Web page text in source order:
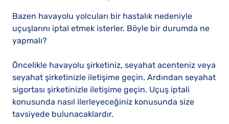
Bazen havayolu yolcuları bir hastalık nedeniyle
uçuşlarını iptal etmek isterler. Böyle bir durumda ne
yapmalı?
Öncelikle havayolu şirketiniz, seyahat acenteniz veya
seyahat şirketinizle iletişime geçin. Ardından seyahat
sigortası şirketinizle iletişime geçin. Uçuş iptali
konusunda nasıl ilerleyeceğiniz konusunda size
tavsiyede bulunacaklardır.